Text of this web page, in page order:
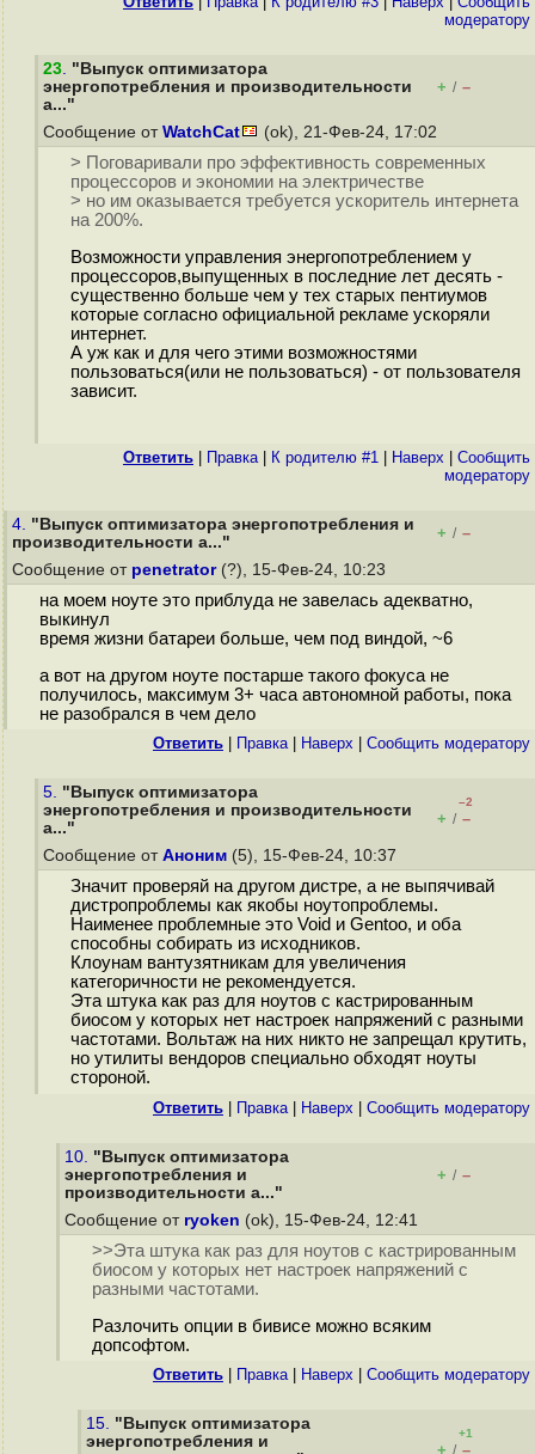
модератору
23. "Выпуск оптимизатора
энергопотребления и производительности
a..."
+ / –
Сообщение от WatchCat (ok), 21-Фев-24, 17:02
> Поговаривали про эффективность современных
процессоров и экономии на электричестве
> но им оказывается требуется ускоритель интернета
на 200%.
Возможности управления энергопотреблением у
процессоров,выпущенных в последние лет десять -
существенно больше чем у тех старых пентиумов
которые согласно официальной рекламе ускоряли
интернет.
А уж как и для чего этими возможностями
пользоваться(или не пользоваться) - от пользователя
зависит.
Ответить Правка| К родителю #1 Наверх
Cообщить
модератору
4. "Выпуск оптимизатора энергопотребления и
производительности a..."
+ / –
Сообщение от penetrator(?), 15-Фев-24, 10:23
на моем ноуте это приблуда не завелась адекватно,
выкинул
время жизни батареи больше, чем под виндой, ~6
а вот на другом ноуте постарше такого фокуса не
получилось, максимум 3+ часа автономной работы, пока
не разобрался в чем дело
Ответить Правка| Наверх Cообщить модератору
5. "Выпуск оптимизатора
энергопотребления и производительности
a..."
–2
+ / –
Сообщение от Аноним (5), 15-Фев-24, 10:37
Значит проверяй на другом дистре, а не выпячивай
дистропроблемы как якобы ноутопроблемы.
Наименее проблемные это Void и Gentoo, и оба
способны собирать из исходников.
Клоунам вантузятникам для увеличения
категоричности не рекомендуется.
Эта штука как раз для ноутов с кастрированным
биосом у которых нет настроек напряжений с разными
частотами. Вольтаж на них никто не запрещал крутить,
но утилиты вендоров специально обходят ноуты
стороной.
Ответить Правка| Наверх Cообщить модератору
10. "Выпуск оптимизатора
энергопотребления и
производительности a..."
+ / –
Сообщение от ryoken (ok), 15-Фев-24, 12:41
>>Эта штука как раз для ноутов с кастрированным
биосом у которых нет настроек напряжений с
разными частотами.
Разлочить опции в бивисе можно всяким
допсофтом.
Ответить Правка| Наверх Cообщить модератору
15. "Выпуск оптимизатора
энергопотребления и
+1
+ / –